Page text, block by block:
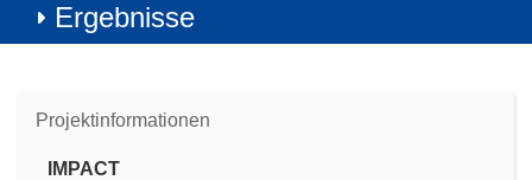
Ergebnisse
Projektinformationen
IMPACT